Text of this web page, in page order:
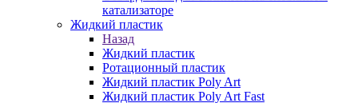
катализаторе
Жидкий пластик
Назад
Жидкий пластик
Ротационный пластик
Жидкий пластик Poly Art
Жидкий пластик Poly Art Fast